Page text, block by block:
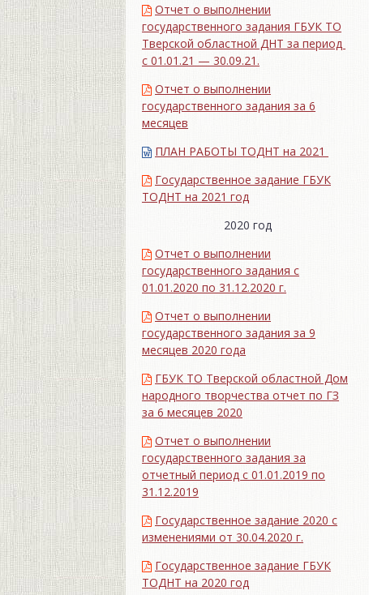
Отчет о выполнении
государственного задания ГБУК ТО
Тверской областной ДНТ за период
с 01.01.21 — 30.09.21.
Отчет о выполнении
государственного задания за 6
месяцев
ПЛАН РАБОТЫ ТОДНТ на 2021
Государственное задание ГБУК
ТОДНТ на 2021 год
2020 год
Отчет о выполнении
государственного задания с
01.01.2020 по 31.12.2020 г.
Отчет о выполнении
государственного задания за 9
месяцев 2020 года
ГБУК ТО Тверской областной Дом
народного творчества отчет по ГЗ
за 6 месяцев 2020
Отчет о выполнении
государственного задания за
отчетный период с 01.01.2019 по
31.12.2019
Государственное задание 2020 с
изменениями от 30.04.2020 г.
Государственное задание ГБУК
ТОДНТ на 2020 год